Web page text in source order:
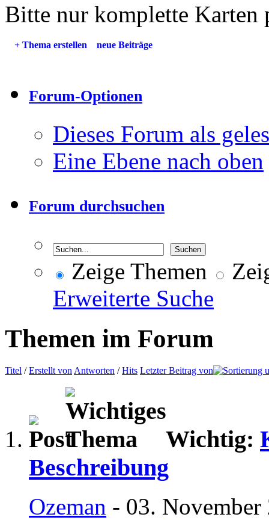
Bitte nur komplette Karten
+ Thema erstellen neue Beiträge
Forum-Optionen
Dieses Forum als
Eine Ebene nach oben
Forum durchsuchen
Zeige Themen
Erweiterte Suche
Themen im Forum
Titel /Erstellt von Antworten /Hits Letzter Beitrag von
Wichtig:
Beschreibung
Ozeman - 03.